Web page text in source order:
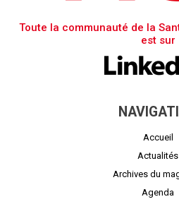
Toute la communauté de la
est sur
Accueil
Actualités
Archives du
Agenda